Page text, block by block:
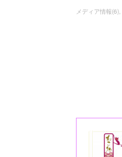
メディア情報(6)